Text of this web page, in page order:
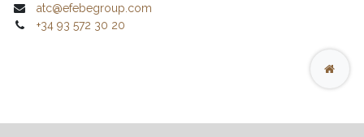
atc@efebegroup.com
+34 93 572 30 20